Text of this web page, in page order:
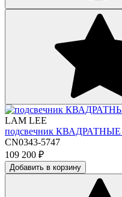
LAM LEE
подсвечник
CN0343-5747
109 200 ₽
Добавить в корзину